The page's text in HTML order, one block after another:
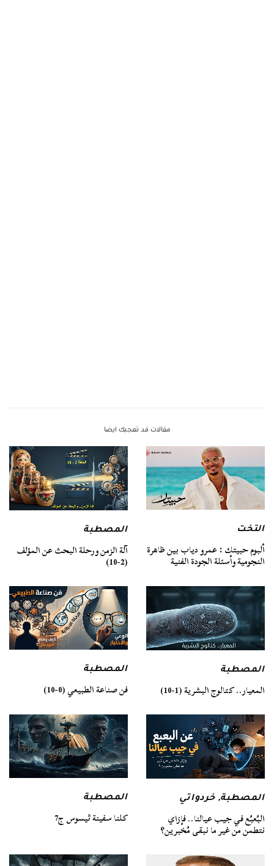
مقالات قد تعجبك ايضا
التخت
ألبوم حبيتك : عمرو دياب بين ظاهرة
النجومية وأسئلة الجودة الفنية
المصطبة
آلة الزمن ورحلة البحث عن المؤلف
(2-10)
المصطبة
المعيار.. كتالوج البشرية (1-10)
المصطبة
فن صناعة الطبيعي (0-10)
المصطبة,خردواتي
البُعبُع في جيب عيالنا.. فإزاي
نتطمن من غير ما نبقى مُخبرين؟
المصطبة
كلنا سفينة ثيسوس ج7